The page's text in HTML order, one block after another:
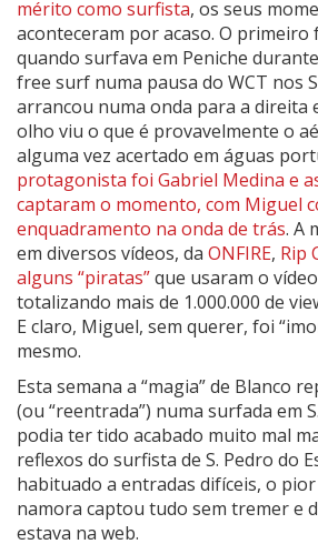
mérito como surfista, os seus
aconteceram por acaso. O primeiro
quando surfava em Peniche
free surf numa pausa do WCT nos
arrancou numa onda para a direita
olho viu o que é provavelmente o
alguma vez acertado em águas
protagonista foi Gabriel Medina e
captaram o momento, com Miguel
enquadramento na onda de trás. A
em diversos vídeos, da ONFIRE, Rip
alguns “piratas”que usaram o
totalizando mais de 1.000.000 de
E claro, Miguel, sem querer, foi
mesmo.
Esta semana a “magia” de Blanco
(ou “reentrada”) numa surfada em
podia ter tido acabado muito mal
reflexos do surfista de S. Pedro do
habituado a entradas difíceis, o
namora captou tudo sem tremer e
estava na web.